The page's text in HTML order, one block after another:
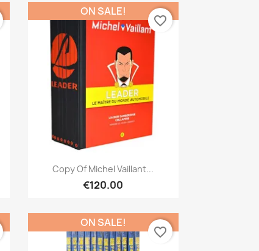
Quick view
Copy Of Michel Vaillant...
€120.00
ON SALE!
favorite_border
ON SALE!
favorite_border